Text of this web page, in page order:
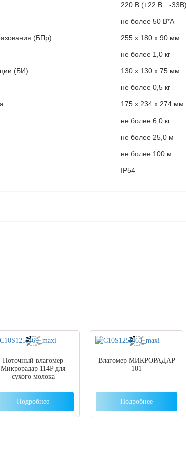
220 В (+22 В…-33В)
не более 50 В*А
(БПр) 255 х 180 х 90 мм
не более 1,0 кг
(БИ) 130 х 130 х 75 мм
не более 0,5 кг
175 х 234 х 274 мм
не более 6,0 кг
не более 25,0 м
не более 100 м
IP54
Поточный влагомер
Микрорадар 114P для
сухого молока
Подробнее
Влагомер МИКРОРАДАР
101
Подробнее